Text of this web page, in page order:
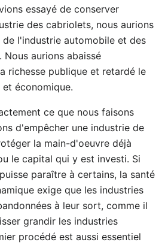
essayé de conserver
des cabriolets, nous aurions
de l'industrie automobile et des
Nous aurions abaissé
richesse publique et retardé le
économique.
ce que nous faisons
d'empêcher une industrie de
la main-d'oeuvre déjà
le capital qui y est investi. Si
paraître à certains, la santé
exige que les industries
à leur sort, comme il
grandir les industries
procédé est aussi essentiel